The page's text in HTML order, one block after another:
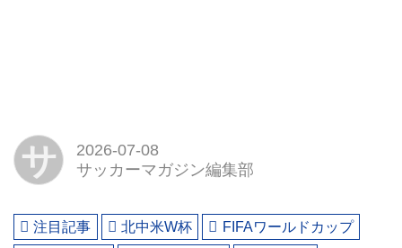
サ
2026-07-08
サッカーマガジン編集部
注目記事 北中米W杯
FIFAワールドカップ